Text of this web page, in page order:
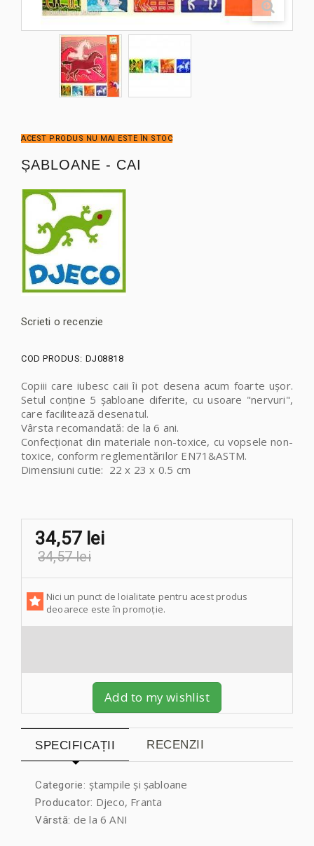
ACEST PRODUS NU MAI ESTE ÎN STOC
ȘABLOANE - CAI
Scrieti o recenzie
COD PRODUS: DJ08818
Copiii care iubesc caii îi pot desena acum foarte ușor.
Setul conține 5 șabloane diferite, cu usoare "nervuri",
care facilitează desenatul.
Vârsta recomandată: de la 6 ani.
Confecționat din materiale non-toxice, cu vopsele non-
toxice, conform reglementărilor EN71&ASTM.
Dimensiuni cutie: 22 x 23 x 0.5 cm
34,57 lei
34,57 lei
Nici un punct de loialitate pentru acest produs
deoarece este în promoție.
Add to my wishlist
SPECIFICAȚII RECENZII
Categorie: ștampile și șabloane
Producator: Djeco, Franta
Vârstă: de la 6 ANI